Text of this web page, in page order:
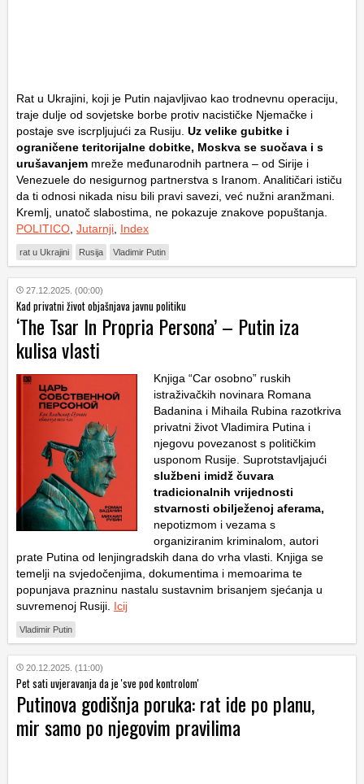
Rat u Ukrajini, koji je Putin najavljivao kao trodnevnu operaciju,
traje dulje od sovjetske borbe protiv nacističke Njemačke i
postaje sve iscrpljujući za Rusiju. Uz velike gubitke i
ograničene teritorijalne dobitke, Moskva se suočava i s
urušavanjem mreže međunarodnih partnera – od Sirije i
Venezuele do nesigurnog partnerstva s Iranom. Analitičari ističu
da ti odnosi nikada nisu bili pravi savezi, već nužni aranžmani.
Kremlj, unatoč slabostima, ne pokazuje znakove popuštanja.
POLITICO Jutarnji Index
rat u Ukrajini Rusija Vladimir Putin
27.12.2025. (00:00)
Kad privatni život objašnjava javnu politiku
‘The Tsar In Propria Persona’ – Putin iza
kulisa vlasti
Knjiga “Car osobno” ruskih
istraživačkih novinara Romana
Badanina i Mihaila Rubina razotkriva
privatni život Vladimira Putina i
njegovu povezanost s političkim
usponom Rusije. Suprotstavljajući
službeni imidž čuvara
tradicionalnih vrijednosti
stvarnosti obilježenoj aferama,
nepotizmom i vezama s
organiziranim kriminalom, autori
prate Putina od lenjingradskih dana do vrha vlasti. Knjiga se
temelji na svjedočenjima, dokumentima i memoarima te
popunjava prazninu nastalu sustavnim brisanjem sjećanja u
suvremenoj Rusiji. Icij
Vladimir Putin
20.12.2025. (11:00)
Pet sati uvjeravanja da je 'sve pod kontrolom'
Putinova godišnja poruka: rat ide po planu,
mir samo po njegovim pravilima